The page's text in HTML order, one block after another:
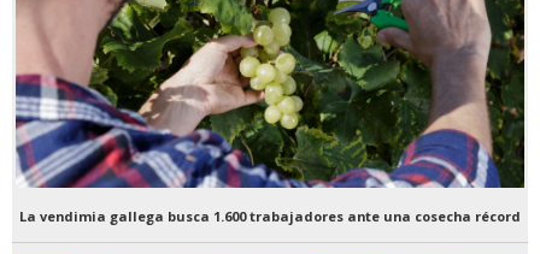
La vendimia gallega busca 1.600 trabajadores ante una cosecha récord